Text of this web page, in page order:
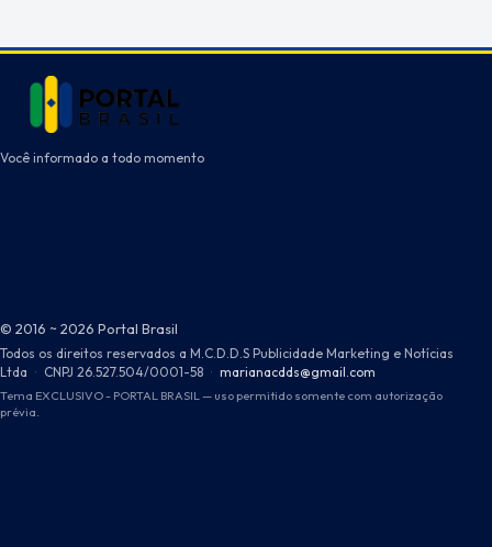
Você informado a todo momento
© 2016 ~ 2026 Portal Brasil
Todos os direitos reservados a M.C.D.D.S Publicidade Marketing e Notícias
Ltda · CNPJ 26.527.504/0001-58 · marianacdds@gmail.com
Tema EXCLUSIVO - PORTAL BRASIL — uso permitido somente com autorização
prévia.